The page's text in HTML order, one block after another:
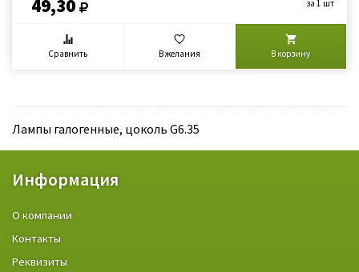
49,30 за 1 шт
Сравнить В желания В корзину
Лампы галогенные, цоколь G6.35
Информация
О компании
Контакты
Реквизиты